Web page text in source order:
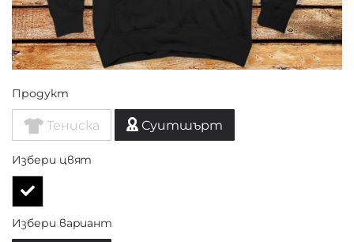
Продукт
Тениска Суитшърт
Избери цвят
Избери вариант